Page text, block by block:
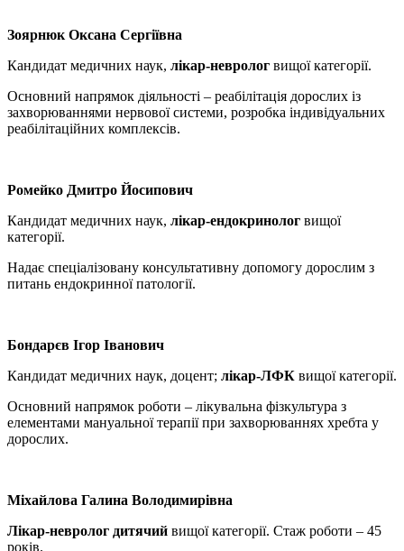
Зоярнюк Оксана Сергіївна
Кандидат медичних наук, лікар-невролог вищої категорії.
Основний напрямок діяльності – реабілітація дорослих із
захворюваннями нервової системи, розробка індивідуальних
реабілітаційних комплексів.
Ромейко Дмитро Йосипович
Кандидат медичних наук, лікар-ендокринолог вищої
категорії.
Надає спеціалізовану консультативну допомогу дорослим з
питань ендокринної патології.
Бондарєв Ігор Іванович
Кандидат медичних наук, доцент; лікар-ЛФК вищої категорії.
Основний напрямок роботи – лікувальна фізкультура з
елементами мануальної терапії при захворюваннях хребта у
дорослих.
Міхайлова Галина Володимирівна
Лікар-невролог дитячий вищої категорії. Стаж роботи – 45
років.